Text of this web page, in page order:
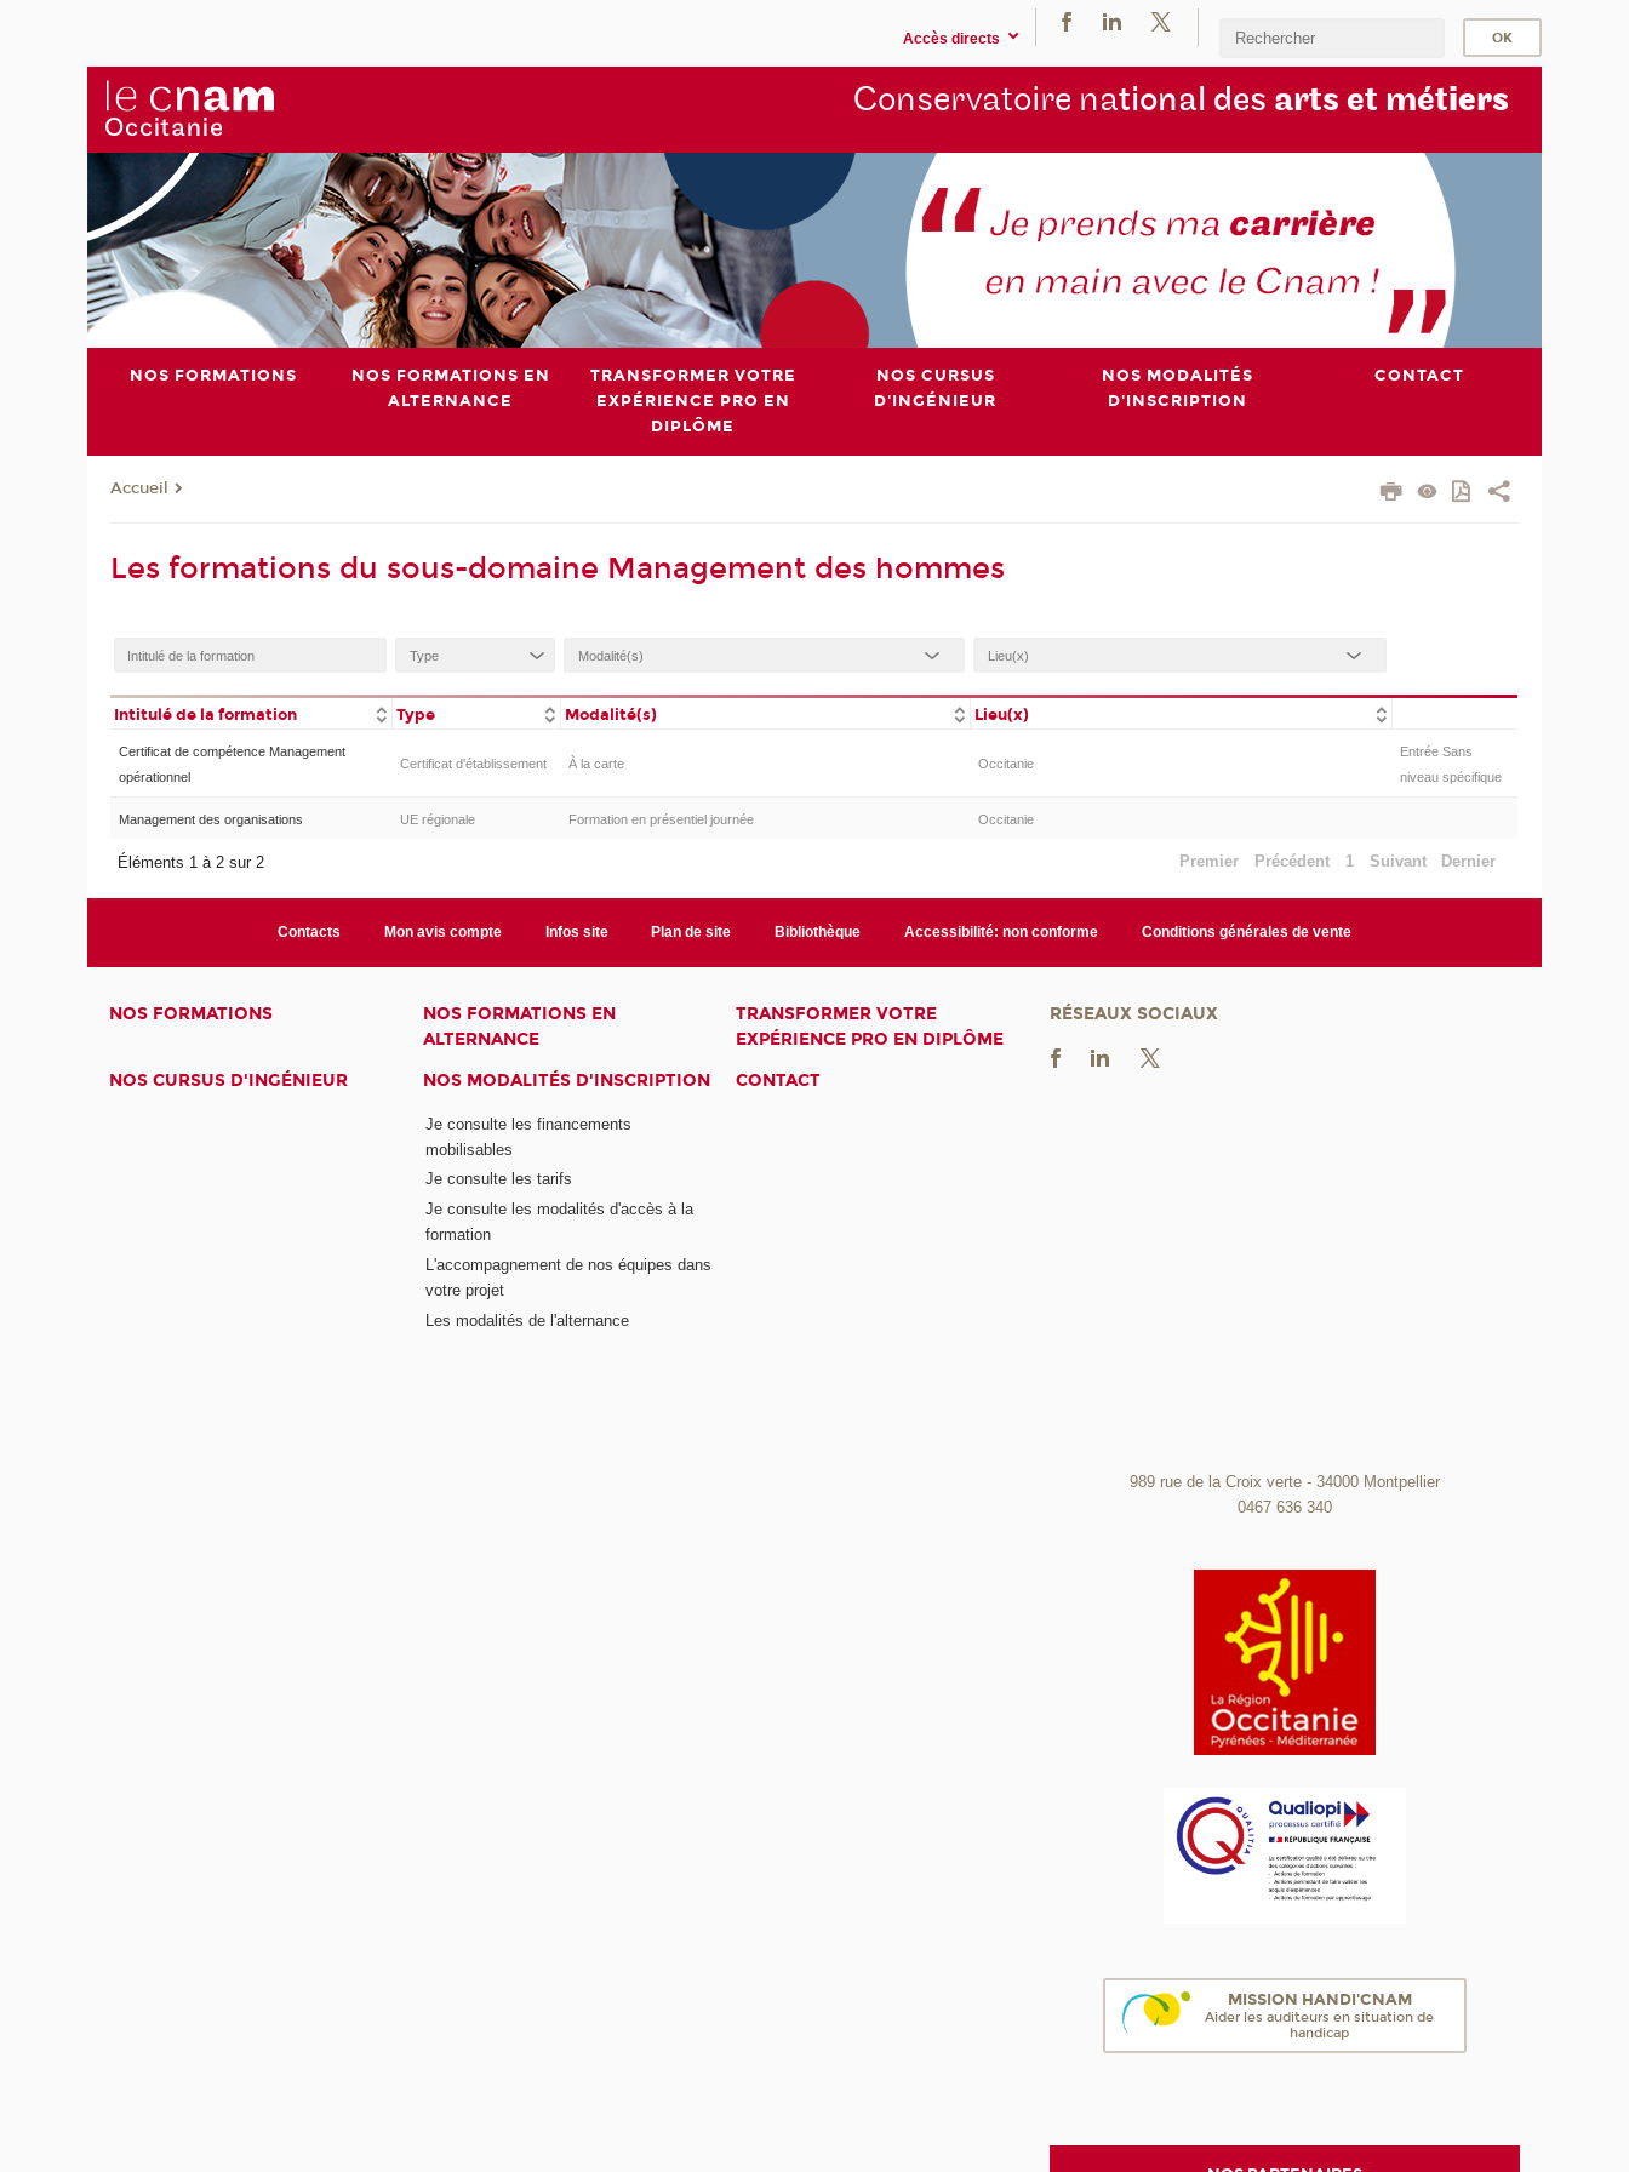
Accès directs
Conservatoire national des arts et métiers
NOS FORMATIONS
NOS FORMATIONS EN
ALTERNANCE
TRANSFORMER VOTRE
EXPÉRIENCE PRO EN
DIPLÔME
NOS CURSUS
D'INGÉNIEUR
NOS MODALITÉS
D'INSCRIPTION
CONTACT
Accueil
Les formations du sous-domaine Management des hommes
Intitulé de la formation Type Modalité(s) Lieu(x)
Certificat de compétence Management
opérationnel
Certificat d'établissement À la carte Occitanie
Entrée Sans
niveau spécifique
Management des organisations UE régionale Formation en présentiel journée Occitanie
Éléments 1 à 2 sur 2 Premier Précédent 1 Suivant Dernier
Contacts Mon avis compte Infos site Plan de site Bibliothèque Accessibilité: non conforme Conditions générales de vente
NOS FORMATIONS
NOS FORMATIONS EN
ALTERNANCE
TRANSFORMER VOTRE
EXPÉRIENCE PRO EN DIPLÔME
NOS CURSUS D'INGÉNIEUR
NOS MODALITÉS D'INSCRIPTION
Je consulte les financements
mobilisables
Je consulte les tarifs
Je consulte les modalités d'accès à la
formation
L'accompagnement de nos équipes dans
votre projet
Les modalités de l'alternance
CONTACT
RÉSEAUX SOCIAUX
989 rue de la Croix verte - 34000 Montpellier
0467 636 340
MISSION HANDI'CNAM
Aider les auditeurs en situation de
handicap